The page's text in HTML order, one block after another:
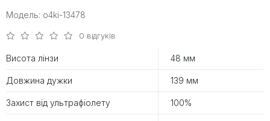
Модель: o4ki-13478
0 відгуків
Висота лінзи 48 мм
Довжина дужки 139 мм
Захист від ультрафіолету 100%